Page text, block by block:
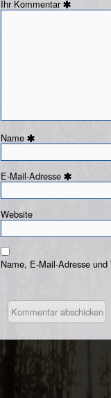
Kommentar
Name
E-Mail-Adresse
Website
Name, E-Mail-Adresse